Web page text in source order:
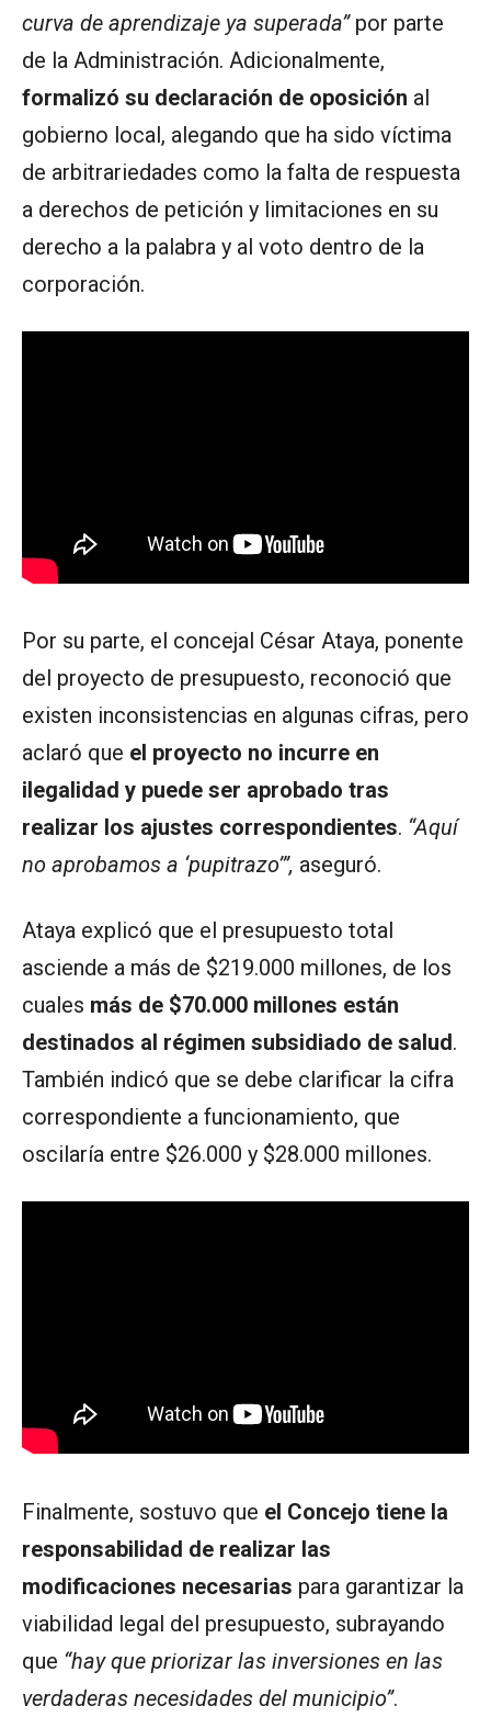
curva de aprendizaje ya superada”por parte
de la Administración. Adicionalmente,
formalizó su declaración de oposición al
gobierno local, alegando que ha sido víctima
de arbitrariedades como la falta de respuesta
a derechos de petición y limitaciones en su
derecho a la palabra y al voto dentro de la
corporación.
Por su parte, el concejal César Ataya, ponente
del proyecto de presupuesto, reconoció que
existen inconsistencias en algunas cifras, pero
aclaró que el proyecto no incurre en
ilegalidad y puede ser aprobado tras
realizar los ajustes correspondientes. “Aquí
no aprobamos a ‘pupitrazo’”, aseguró.
Ataya explicó que el presupuesto total
asciende a más de $219.000 millones, de los
cuales más de $70.000 millones están
destinados al régimen subsidiado de salud.
También indicó que se debe clarificar la cifra
correspondiente a funcionamiento, que
oscilaría entre $26.000 y $28.000 millones.
Finalmente, sostuvo que el Concejo tiene la
responsabilidad de realizar las
modificaciones necesarias para garantizar la
viabilidad legal del presupuesto, subrayando
que “hay que priorizar las inversiones en las
verdaderas necesidades del municipio”.